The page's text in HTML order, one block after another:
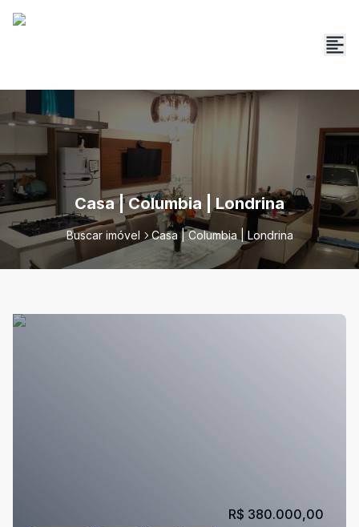
Casa | Columbia | Londrina
Buscar imóvel Casa | Columbia | Londrina
R$ 380.000,00